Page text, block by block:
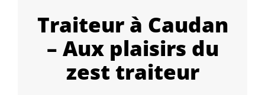
Traiteur à Caudan
– Aux plaisirs du
zest traiteur